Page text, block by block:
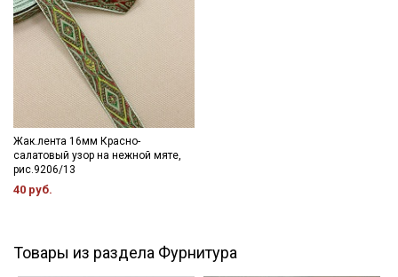
- максимальная температура стирки до 40 С, без отжима,
- противопоказано применение отбеливателей.
Цветопередача (тон) может отличаться от оригинального
цвета ткани в зависимости от настроек вашего монитора и в
зависимости от партии.
Жак.лента 16мм Красно-
салатовый узор на нежной мяте,
рис.9206/13
40 руб.
Товары из раздела Фурнитура